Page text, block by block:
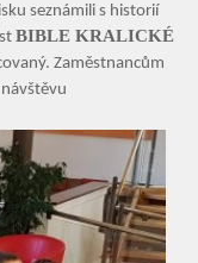
seznámili s historií
BIBLE KRALICKÉ
Zaměstnancům